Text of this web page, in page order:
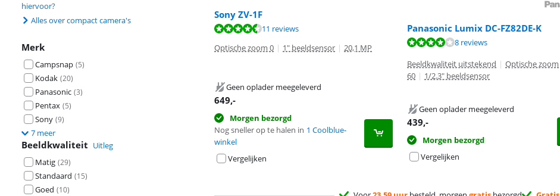
hiervoor?
Alles over compact camera's
Merk
Campsnap (5)
Kodak (20)
Panasonic (3)
Pentax (5)
Sony (9)
7 meer
Beeldkwaliteit Uitleg
Matig (29)
Standaard (15)
Goed (10)
Sony ZV-1F
Beoordeling is 8,9 van de 10, gebaseerd op 11 reviews.
11 reviews
Optische zoom 0 | 1" beeldsensor | 20,1 MP
Geen oplader meegeleverd
649,-
Morgen bezorgd
Nog sneller op te halen in 1 Coolblue-
winkel
Vergelijken
Panasonic Lumix DC-FZ82DE-K
8 reviews
Beeldkwaliteit uitstekend | Optische zoom
60 | 1/2.3" beeldsensor
Geen oplader meegeleverd
439,-
Morgen bezorgd
Vergelijken